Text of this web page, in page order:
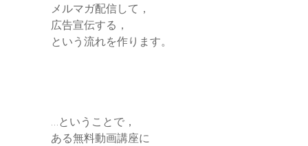
メルマガ配信して，
広告宣伝する，
という流れを作ります。
…ということで，
ある無料動画講座に